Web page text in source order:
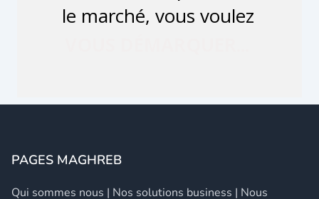
PAGES MAGHREB
Qui sommes nous | Nos solutions business | Nous